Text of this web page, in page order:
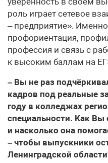
роль играет сетевое
– предприятие».
профориентация,
профессия и связь с
к высоким баллам на
– Вы не раз
кадров под реальные
году в колледжах
специальности. Как Вы
и насколько она
– чтобы выпускники
Ленинградской